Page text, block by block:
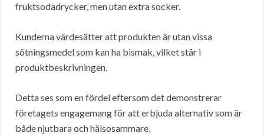
fruktsodadrycker, men utan extra socker.
Kunderna värdesätter att produkten är utan vissa
sötningsmedel som kan ha bismak, vilket står i
produktbeskrivningen.
Detta ses som en fördel eftersom det demonstrerar
företagets engagemang för att erbjuda alternativ som är
både njutbara och hälsosammare.